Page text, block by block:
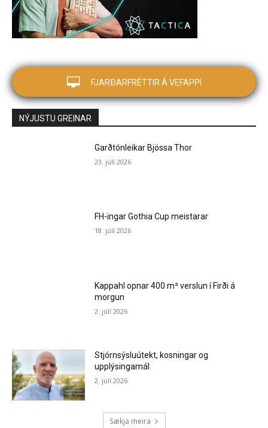
FJARÐARFRÉTTIR Á VEFAPPI
NÝJUSTU GREINAR
Garðtónleikar Bjössa Thor
23. júlí 2026
FH-ingar Gothia Cup meistarar
18. júlí 2026
Kappahl opnar 400 m² verslun í Firði á
morgun
2. júlí 2026
Stjórnsýsluútekt, kosningar og
upplýsingamál
2. júlí 2026
Sækja meira